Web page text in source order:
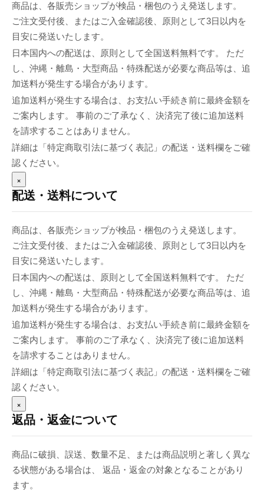
商品は、各販売ショップが検品・梱包のうえ発送します。
ご注文受付後、またはご入金確認後、原則として3日以内を
目安に発送いたします。
日本国内への配送は、原則として全国送料無料です。 ただ
し、沖縄・離島・大型商品・特殊配送が必要な商品等は、追
加送料が発生する場合があります。
追加送料が発生する場合は、お支払い手続き前に最終金額を
ご案内します。 事前のご了承なく、決済完了後に追加送料
を請求することはありません。
詳細は「特定商取引法に基づく表記」の配送・送料欄をご確
認ください。
×
配送・送料について
商品は、各販売ショップが検品・梱包のうえ発送します。
ご注文受付後、またはご入金確認後、原則として3日以内を
目安に発送いたします。
日本国内への配送は、原則として全国送料無料です。 ただ
し、沖縄・離島・大型商品・特殊配送が必要な商品等は、追
加送料が発生する場合があります。
追加送料が発生する場合は、お支払い手続き前に最終金額を
ご案内します。 事前のご了承なく、決済完了後に追加送料
を請求することはありません。
詳細は「特定商取引法に基づく表記」の配送・送料欄をご確
認ください。
×
返品・返金について
商品に破損、誤送、数量不足、または商品説明と著しく異な
る状態がある場合は、 返品・返金の対象となることがあり
ます。